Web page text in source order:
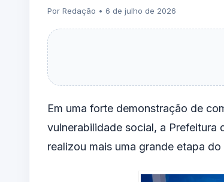
Por Redação • 6 de julho de 2026
Em uma forte demonstração de
vulnerabilidade social, a Prefeitura
realizou mais uma grande etapa